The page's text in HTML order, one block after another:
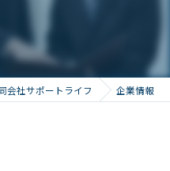
会社サポートライフ 企業情報